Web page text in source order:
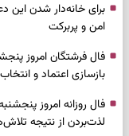
برای خانه‌دار شدن این
امن و پربرکت
بازسازی اعتماد و
لذت‌بردن از نتیجه